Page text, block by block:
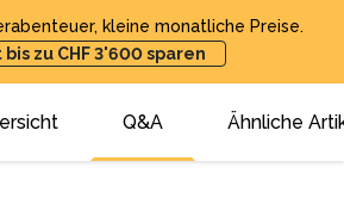
kleine monatliche Preise.
zu CHF 3'600 sparen
Q&A Ähnliche